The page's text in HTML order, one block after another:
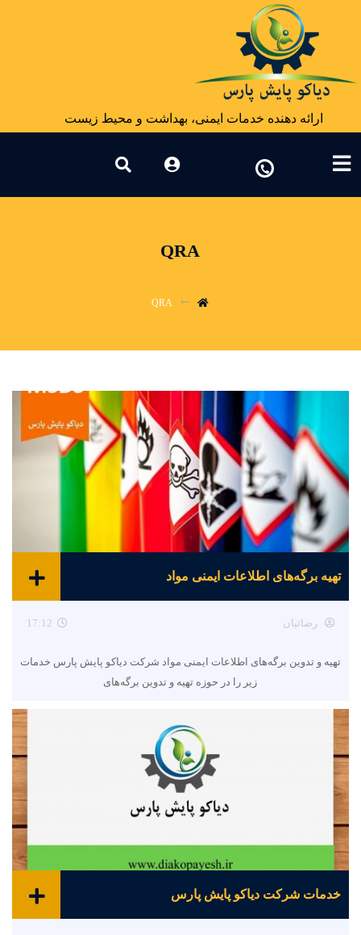
ارائه دهنده خدمات ایمنی، بهداشت و محیط زیست
QRA
QRA
تهیه برگه‌های اطلاعات ایمنی مواد
رضائیان 17:12
تهیه و تدوین برگه‌های اطلاعات ایمنی مواد شرکت دیاکو پایش پارس خدمات
زیر را در حوزه تهیه و تدوین برگه‌های
خدمات شرکت دیاکو پایش پارس